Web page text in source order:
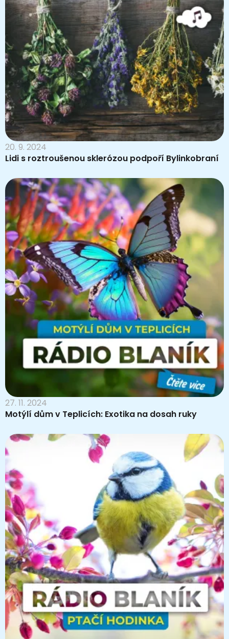
20. 9. 2024
Lidi s roztroušenou sklerózou podpoří Bylinkobraní
27. 11. 2024
Motýlí dům v Teplicích: Exotika na dosah ruky